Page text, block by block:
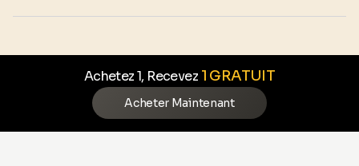
Achetez 1, Recevez 1 GRATUIT
Acheter Maintenant